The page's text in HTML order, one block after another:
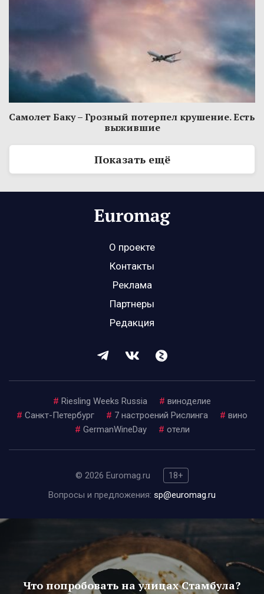
Самолет Баку – Грозный потерпел крушение. Есть
выжившие
Показать ещё
О проекте
Контакты
Реклама
Партнеры
Редакция
# Riesling Weeks Russia # виноделие
# Санкт-Петербург # 7 настроений Рислинга # вино
# GermanWineDay # отели
© 2026 Euromag.ru
18+
Вопросы и предложения: sp@euromag.ru
Что попробовать на улицах Стамбула?